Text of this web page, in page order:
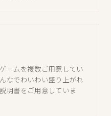
ームを複数ご用意してい
なでわいわい盛り上がれ
明書をご用意していま